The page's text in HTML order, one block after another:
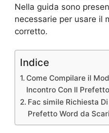
Nella guida sono
necessarie per usare il
corretto.
Indice
Come Compilare il
Incontro Con Il Prefetto
Fac simile Richiesta
Prefetto Word da